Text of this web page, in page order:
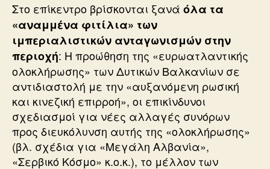
Στο επίκεντρο βρίσκονται ξανά όλα τα
«αναμμένα φιτίλια» των
ιμπεριαλιστικών ανταγωνισμών στην
περιοχή: Η προώθηση της «ευρωατλαντικής
ολοκλήρωσης» των Δυτικών Βαλκανίων σε
αντιδιαστολή με την «αυξανόμενη ρωσική
και κινεζική επιρροή», οι επικίνδυνοι
σχεδιασμοί για νέες αλλαγές συνόρων
προς διευκόλυνση αυτής της «ολοκλήρωσης»
(βλ. σχέδια για «Μεγάλη Αλβανία»,
«Σερβικό Κόσμο» κ.ο.κ.), το μέλλον των